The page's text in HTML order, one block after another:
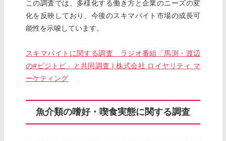
この調査では、多様化する働き方と企業のニーズの変
化を反映しており、今後のスキマバイト市場の成長可
能性を示唆しています。
スキマバイトに関する調査 ラジオ番組「馬渕・渡辺
の#ビジトピ」と共同調査 | 株式会社 ロイヤリティ マ
ーケティング
魚介類の嗜好・喫食実態に関する調査